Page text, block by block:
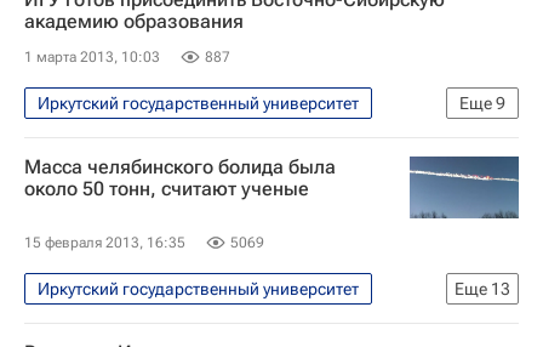
Финансовый университет при Правительстве РФ
Белгородский государственный университет
Сибирский федеральный университет
Новгородский государственный университет
академию образования
1 марта 2013, 10:03 887
Еще9
Иркутский государственный университет
Общество
Образование - Общество
Неэффективные вузы
Сибирский ФО
Весь мир
Россия
Масса челябинского болида была
около 50 тонн, считают ученые
15 февраля 2013, 16:35 5069
Еще 13
Иркутский государственный университет
Наука
Происшествия